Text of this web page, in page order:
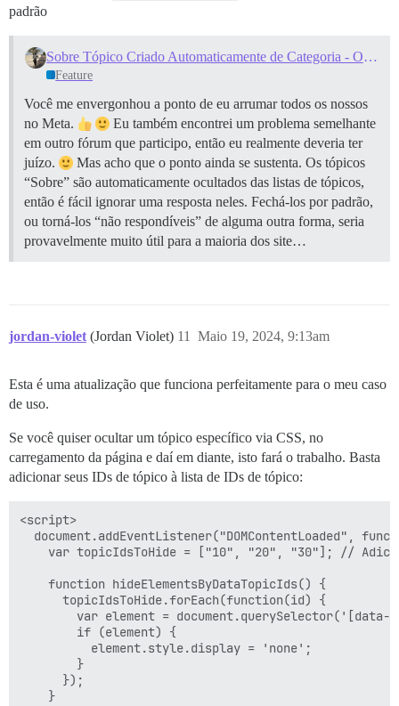
padrão
Sobre Tópico Criado Automaticamente de Categoria - Opções do Site Inteiro
Feature
Você me envergonhou a ponto de eu arrumar todos os nossos
no Meta.
Eu também encontrei um problema semelhante
em outro fórum que participo, então eu realmente deveria ter
juízo.
Mas acho que o ponto ainda se sustenta. Os tópicos
“Sobre” são automaticamente ocultados das listas de tópicos,
então é fácil ignorar uma resposta neles. Fechá-los por padrão,
ou torná-los “não respondíveis” de alguma outra forma, seria
provavelmente muito útil para a maioria dos site…
jordan-violet (Jordan Violet) Maio 19, 2024, 9:13am
11
Esta é uma atualização que funciona perfeitamente para o meu caso
de uso.
Se você quiser ocultar um tópico específico via CSS, no
carregamento da página e daí em diante, isto fará o trabalho. Basta
adicionar seus IDs de tópico à lista de IDs de tópico:
<script>
document.addEventListener("DOMContentLoaded",
var topicIdsToHide = ["10", "20", "30"]; //
    function hideElementsByDataTopicIds() {
      topicIdsToHide.forEach(function(id) {
var element = document.querySelector('[data-
        if (element) {
          element.style.display = 'none';
        }
      });
    }